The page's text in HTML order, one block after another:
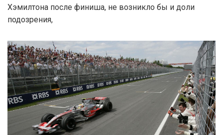
Хэмилтона после финиша, не возникло бы и доли
подозрения,